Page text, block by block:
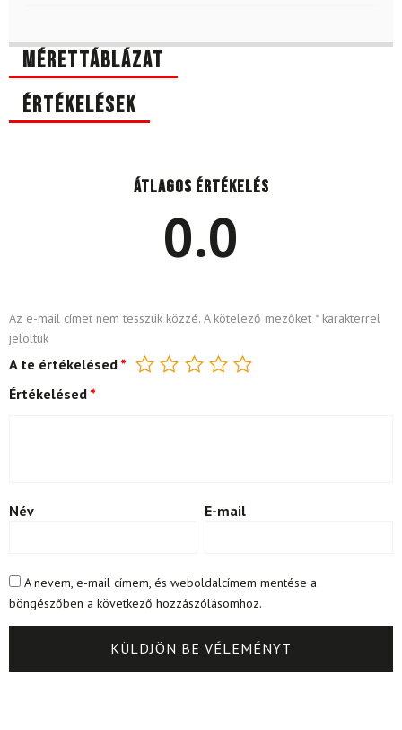
Mérettáblázat
Értékelések
Átlagos értékelés
0.0
Az e-mail címet nem tesszük közzé. A kötelező mezőket *karakterrel
jelöltük
A te értékelésed *
Értékelésed *
Név E-mail
A nevem, e-mail címem, és weboldalcímem mentése a
böngészőben a következő hozzászólásomhoz.